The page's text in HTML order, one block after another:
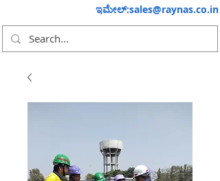
ಇಮೇಲ್:sales@raynas.co.in